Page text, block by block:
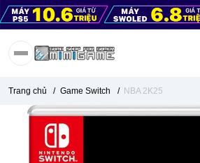
Trang chủ / Game Switch / NBA 2K25